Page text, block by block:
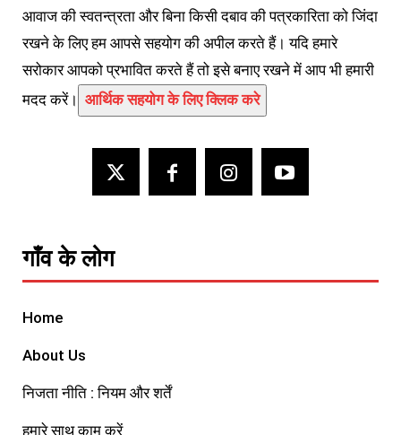
आवाज की स्वतन्त्रता और बिना किसी दबाव की पत्रकारिता को जिंदा
रखने के लिए हम आपसे सहयोग की अपील करते हैं। यदि हमारे
सरोकार आपको प्रभावित करते हैं तो इसे बनाए रखने में आप भी हमारी
मदद करें। आर्थिक सहयोग के लिए क्लिक करे
गाँव के लोग
Home
About Us
निजता नीति : नियम और शर्तें
हमारे साथ काम करें